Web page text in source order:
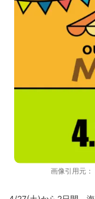
画像引用元：